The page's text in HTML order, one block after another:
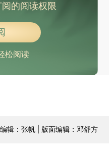
的阅读权限
松阅读
辑：张帆 | 版面编辑：邓舒方